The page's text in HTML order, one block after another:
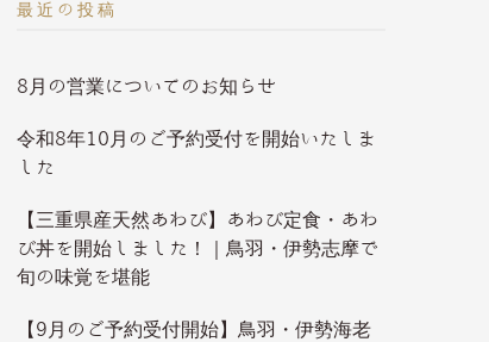
最近の投稿
8月の営業についてのお知らせ
令和8年10月のご予約受付を開始いたしま
した
【三重県産天然あわび】あわび定食・あわ
び丼を開始しました！｜鳥羽・伊勢志摩で
旬の味覚を堪能
【9月のご予約受付開始】鳥羽・伊勢海老